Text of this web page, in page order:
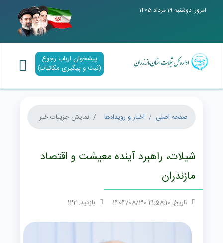
امروز: دوشنبه 19 مرداد 1405
پیشخوان ارباب رجوع
(ثبت و پیگیری مکاتبات)
صفحه اصلی اخبار و رویدادها نمایش جزییات خبر
شیلات، راهبرد آینده معیشت و اقتصاد
مازندران
تاریخ: 21:58:10 1404/08/30 بازدید: 122